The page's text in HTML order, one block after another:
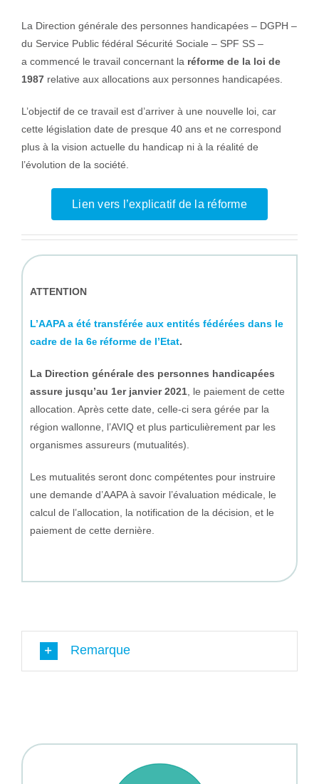
La Direction générale des personnes handicapées – DGPH –
du Service Public fédéral Sécurité Sociale – SPF SS –
a commencé le travail concernant la réforme de la loi de
1987 relative aux allocations aux personnes handicapées.
L’objectif de ce travail est d’arriver à une nouvelle loi, car
cette législation date de presque 40 ans et ne correspond
plus à la vision actuelle du handicap ni à la réalité de
l’évolution de la société.
Lien vers l’explicatif de la réforme
ATTENTION
L’AAPA a été transférée aux entités fédérées dans le
cadre de la 6eréforme de l’Etat.
La Direction générale des personnes handicapées
assure jusqu’au 1er janvier 2021, le paiement de cette
allocation. Après cette date, celle-ci sera gérée par la
région wallonne, l’AVIQ et plus particulièrement par les
organismes assureurs (mutualités).
Les mutualités seront donc compétentes pour instruire
une demande d’AAPA à savoir l’évaluation médicale, le
calcul de l’allocation, la notification de la décision, et le
paiement de cette dernière.
Remarque